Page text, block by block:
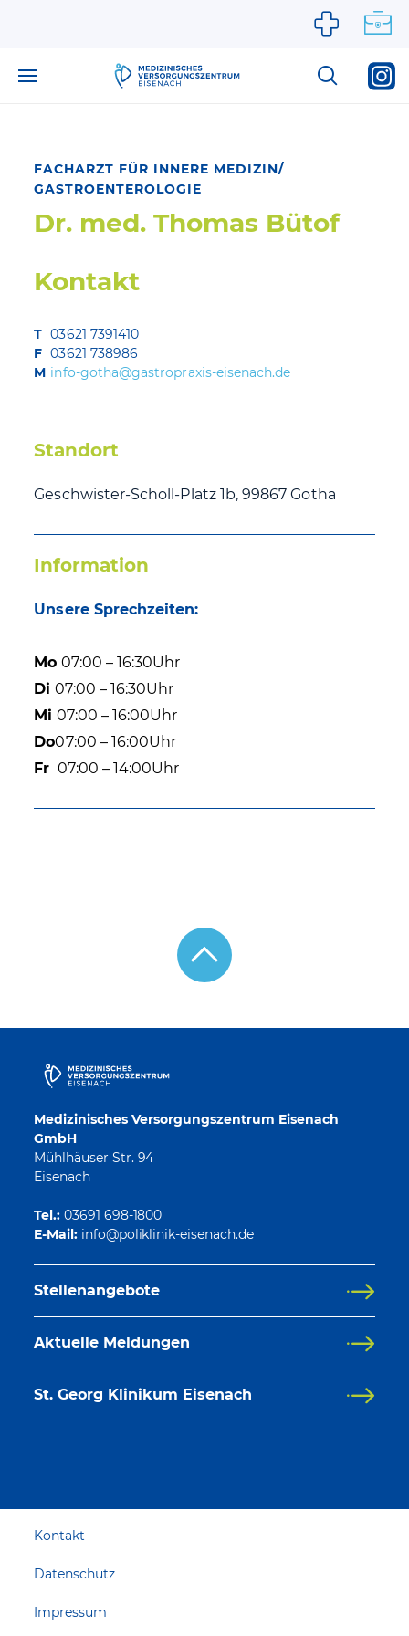
FACHARZT FÜR INNERE MEDIZIN/
GASTROENTEROLOGIE
Dr. med. Thomas Bütof
Kontakt
T 03621 7391410
F 03621 738986
M info-gotha@gastropraxis-eisenach.de
Standort
Geschwister-Scholl-Platz 1b, 99867 Gotha
Information
Unsere Sprechzeiten:
Mo 07:00 – 16:30Uhr
Di 07:00 – 16:30Uhr
Mi 07:00 – 16:00Uhr
Do07:00 – 16:00Uhr
Fr 07:00 – 14:00Uhr
Medizinisches Versorgungszentrum Eisenach
GmbH
Mühlhäuser Str. 94
Eisenach
Tel.: 03691 698-1800
E-Mail:
Stellenangebote
Aktuelle Meldungen
St. Georg Klinikum Eisenach
Kontakt
Datenschutz
Impressum